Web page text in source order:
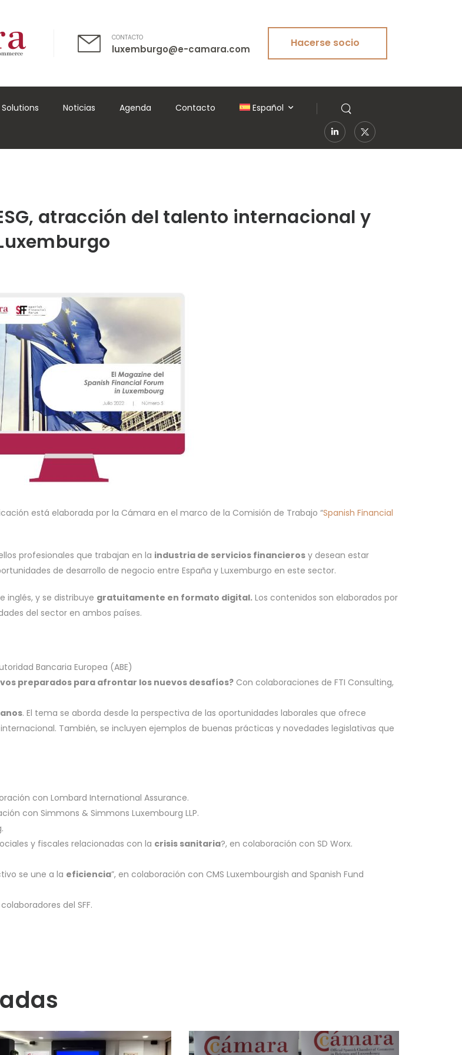
CONTACTO
luxemburgo@e-camara.com Hacerse socio
Solutions Noticias Agenda Contacto Español
atracción del talento internacional y
está elaborada por la Cámara en el marco de la Comisión de Trabajo “Spanish Financial
profesionales que trabajan en la industria de servicios financierosy desean estar
de desarrollo de negocio entre España y Luxemburgo en este sector.
inglés, y se distribuye gratuitamente en formato digital.Los contenidos son elaborados por
del sector en ambos países.
Bancaria Europea (ABE)
preparados para afrontar los nuevos desafíos?Con colaboraciones de FTI Consulting,
. El tema se aborda desde la perspectiva de las oportunidades laborales que ofrece
También, se incluyen ejemplos de buenas prácticas y novedades legislativas que
con Lombard International Assurance.
con Simmons & Simmons Luxembourg LLP.
y fiscales relacionadas con la crisis sanitaria?, en colaboración con SD Worx.
se une a la eficiencia”, en colaboración con CMS Luxembourgish and Spanish Fund
del SFF.